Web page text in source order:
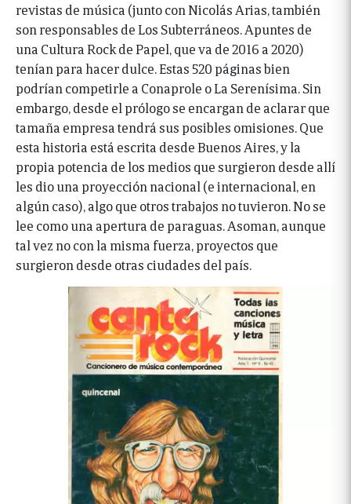
revistas de música (junto con Nicolás Arias, también
son responsables de Los Subterráneos. Apuntes de
una Cultura Rock de Papel, que va de 2016 a 2020)
tenían para hacer dulce. Estas 520 páginas bien
podrían competirle a Conaprole o La Serenísima. Sin
embargo, desde el prólogo se encargan de aclarar que
tamaña empresa tendrá sus posibles omisiones. Que
esta historia está escrita desde Buenos Aires, y la
propia potencia de los medios que surgieron desde allí
les dio una proyección nacional (e internacional, en
algún caso), algo que otros trabajos no tuvieron. No se
lee como una apertura de paraguas. Asoman, aunque
tal vez no con la misma fuerza, proyectos que
surgieron desde otras ciudades del país.